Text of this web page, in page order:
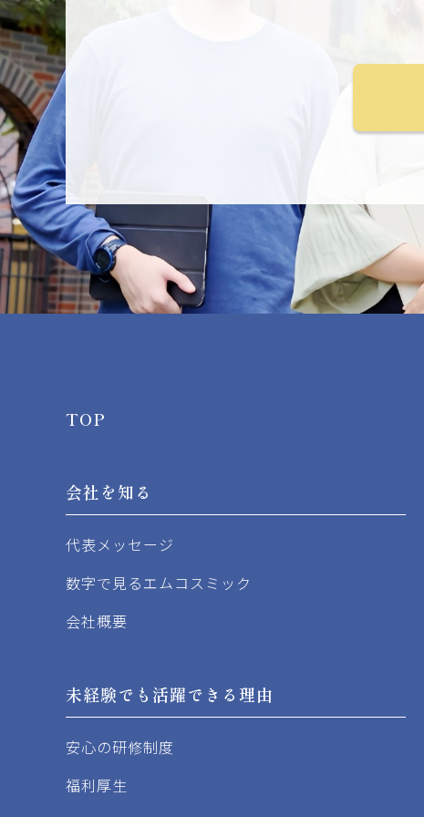
TOP
会社を知る
代表メッセージ
数字で見るエムコスミック
会社概要
未経験でも活躍できる理由
安心の研修制度
福利厚生